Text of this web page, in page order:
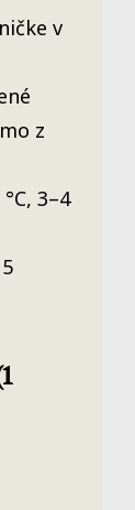
v
z
°C, 3–4